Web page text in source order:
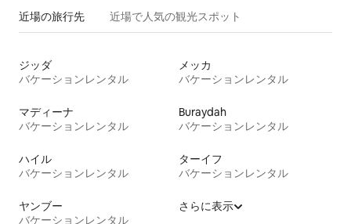
近場の旅行先 近場で人気の観光スポット
ジッダ
バケーションレンタル
メッカ
バケーションレンタル
マディーナ
バケーションレンタル
Buraydah
バケーションレンタル
ハイル
バケーションレンタル
ターイフ
バケーションレンタル
ヤンブー
バケーションレンタル
さらに表示